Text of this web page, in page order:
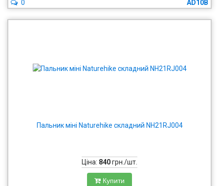
AD10B
0
Пальник міні Naturehike складний NH21RJ004
Ціна: 840грн./шт.
Купити